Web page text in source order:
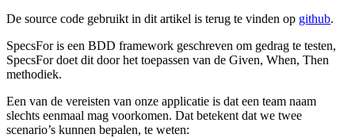
De source code gebruikt in dit artikel is terug te vinden op github.
SpecsFor is een BDD framework geschreven om gedrag te testen,
SpecsFor doet dit door het toepassen van de Given, When, Then
methodiek.
Een van de vereisten van onze applicatie is dat een team naam
slechts eenmaal mag voorkomen. Dat betekent dat we twee
scenario’s kunnen bepalen, te weten: